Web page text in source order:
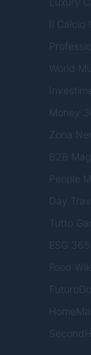
Il Calcio
World
Money
Zona
B2B
People
Day
Tutto
ESG 365
Food